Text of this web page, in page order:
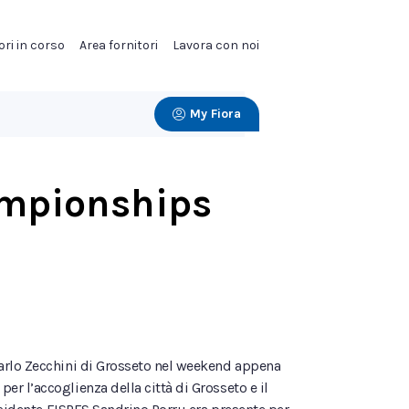
in corso Area fornitori Lavora con noi
My Fiora
Zecchini di Grosseto nel weekend appena
l’accoglienza della città di Grosseto e il